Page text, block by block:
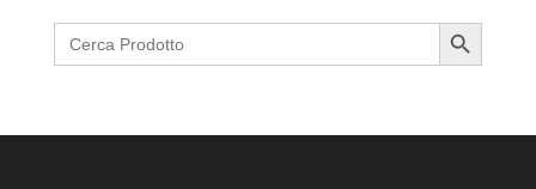
Search
for:
Search Button